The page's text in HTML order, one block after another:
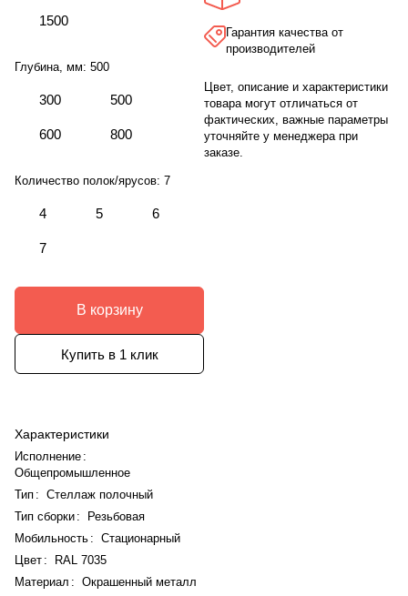
1500
Глубина, мм: 500
300 500
600 800
Количество полок/ярусов: 7
4 5 6
7
В корзину
Купить в 1 клик
Характеристики
Исполнение :
Общепромышленное
Тип : Стеллаж полочный
Тип сборки:
Резьбовая
Мобильность : Стационарный
Цвет :
RAL 7035
Материал : Окрашенный металл
Гарантия качества от
производителей
Цвет, описание и характеристики
товара могут отличаться от
фактических, важные параметры
уточняйте у менеджера при
заказе.